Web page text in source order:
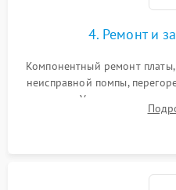
4. Ремонт и
Компонентный ремонт
неисправной помпы,
жерновов. Установка новых
ring) и тефлоновых